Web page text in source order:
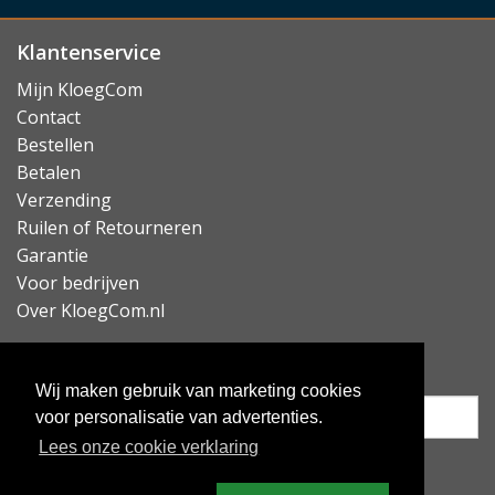
Wij maken gebruik van marketing cookies
voor personalisatie van advertenties.
Lees onze cookie verklaring
Klantenservice
Mijn KloegCom
Contact
Bestellen
Betalen
Verzending
Ruilen of Retourneren
Garantie
Voor bedrijven
Over KloegCom.nl